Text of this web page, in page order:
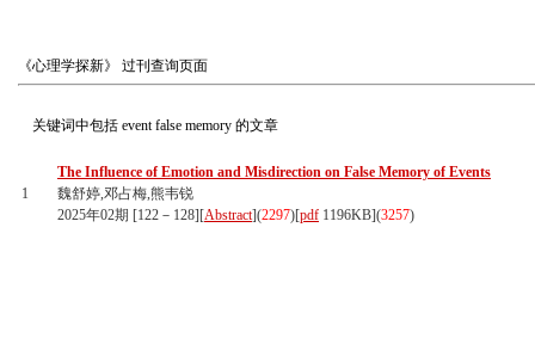
《心理学探新》 过刊查询页面
关键词中包括 event false memory 的文章
1
The Influence of Emotion and Misdirection on False Memory of Events
魏舒婷,邓占梅,熊韦锐
2025年02期 [122－128][Abstract](2297)[pdf 1196KB](3257)